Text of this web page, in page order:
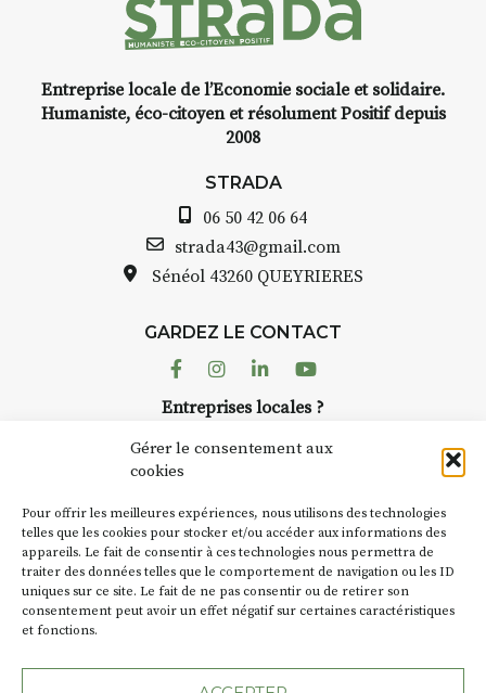
Gérer le consentement aux
cookies
Pour offrir les meilleures expériences, nous utilisons des technologies
telles que les cookies pour stocker et/ou accéder aux informations des
appareils. Le fait de consentir à ces technologies nous permettra de
traiter des données telles que le comportement de navigation ou les ID
uniques sur ce site. Le fait de ne pas consentir ou de retirer son
consentement peut avoir un effet négatif sur certaines caractéristiques
et fonctions.
Entreprise locale de l’Economie sociale et solidaire.
Humaniste, éco-citoyen et résolument Positif depuis
2008
STRADA
06 50 42 06 64
strada43@gmail.com
Sénéol 43260 QUEYRIERES
GARDEZ LE CONTACT
FacebookInstagram
LinkedinYoutube
Entreprises locales ?
Suivez toute l'actu de Strada